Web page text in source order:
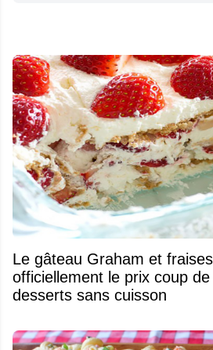
Le gâteau Graham et fraises se mérite
officiellement le prix coup
desserts sans cuisson